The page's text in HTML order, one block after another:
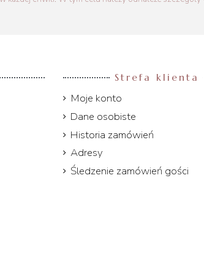
Strefa klienta
Moje konto
Dane osobiste
Historia zamówień
Adresy
Śledzenie zamówień gości